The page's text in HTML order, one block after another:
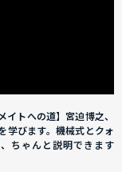
イトへの道】宮迫博之、
学びます。機械式とクォ
ちゃんと説明できます